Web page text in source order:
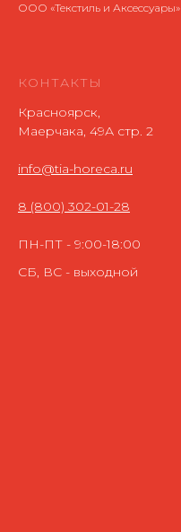
ООО «Текстиль и Аксессуары»
КОНТАКТЫ
Красноярск,
Маерчака, 49А стр. 2
info@tia-horeca.ru
8 (800) 302-01-28
ПН-ПТ - 9:00-18:00
СБ, ВС - выходной